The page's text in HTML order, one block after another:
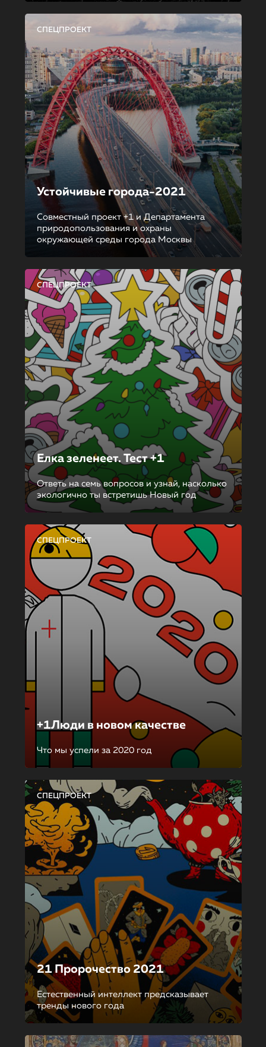
СПЕЦПРОЕКТ
Устойчивые города-2021
Совместный проект +1 и Департамента
природопользования и охраны
окружающей среды города Москвы
СПЕЦПРОЕКТ
Елка зеленеет. Тест +1
Ответь на семь вопросов и узнай, насколько
экологично ты встретишь Новый год
СПЕЦПРОЕКТ
+1Люди в новом качестве
Что мы успели за 2020 год
СПЕЦПРОЕКТ
21 Пророчество 2021
Естественный интеллект предсказывает
тренды нового года